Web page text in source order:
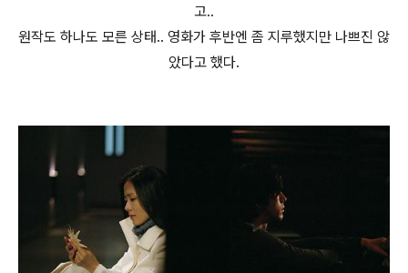
고..
원작도 하나도 모른 상태.. 영화가 후반엔 좀 지루했지만 나쁘진 않
았다고 했다.